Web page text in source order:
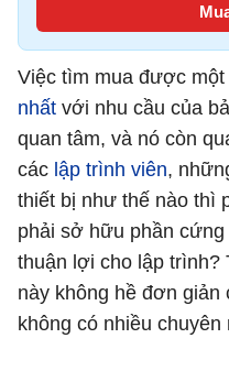
Việc tìm mua được một
nhất với nhu cầu của
quan tâm, và nó còn
các lập trình viên,
thiết bị như thế nào thì
phải sở hữu phần
thuận lợi cho lập trình?
này không hề đơn giản
không có nhiều chuyên